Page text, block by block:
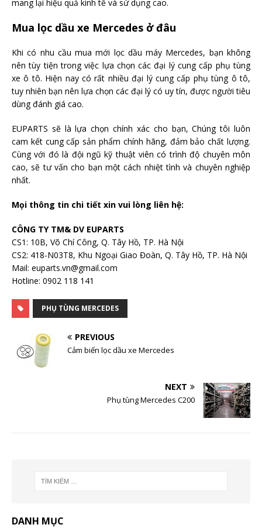
mang lại hiệu quả kinh tế và sử dụng cao.
Mua lọc dầu xe Mercedes ở đâu
Khi có nhu cầu mua mới lọc dầu máy Mercedes, bạn không
nên tùy tiện trong việc lựa chọn các đại lý cung cấp phụ tùng
xe ô tô. Hiện nay có rất nhiều đại lý cung cấp phụ tùng ô tô,
tuy nhiên bạn nên lựa chọn các đại lý có uy tín, được người tiêu
dùng đánh giá cao.
EUPARTS sẽ là lựa chọn chính xác cho bạn, Chúng tôi luôn
cam kết cung cấp sản phẩm chính hãng, đảm bảo chất lượng.
Cùng với đó là đội ngũ kỹ thuật viên có trình độ chuyên môn
cao, sẽ tư vấn cho bạn một cách nhiệt tình và chuyên nghiệp
nhất.
Mọi thông tin chi tiết xin vui lòng liên hệ:
CÔNG TY TM& DV EUPARTS
CS1: 10B, Võ Chí Công, Q. Tây Hồ, TP. Hà Nội
CS2: 418-N03T8, Khu Ngoại Giao Đoàn, Q. Tây Hồ, TP. Hà Nội
Mail: euparts.vn@gmail.com
Hotline: 0902 118 141
PHỤ TÙNG MERCEDES
PREVIOUS
Cảm biến lọc dầu xe Mercedes
NEXT
Phụ tùng Mercedes C200
DANH MỤC